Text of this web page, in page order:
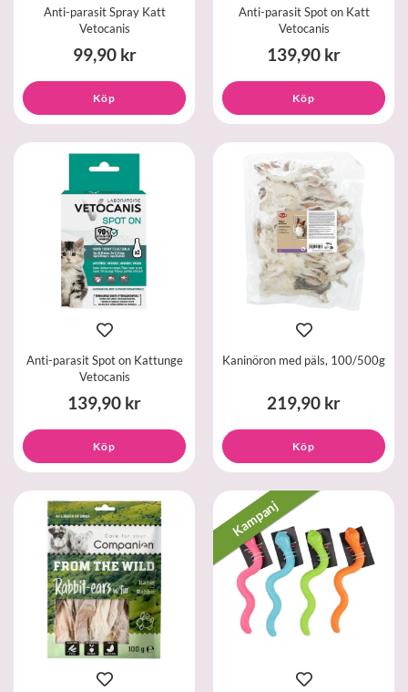
Anti-parasit Spray Katt
Vetocanis
99,90 kr
Köp
Anti-parasit Spot on Katt
Vetocanis
139,90 kr
Köp
Anti-parasit Spot on Kattunge
Vetocanis
139,90 kr
Köp
Kaninöron med päls, 100/500g
219,90 kr
Köp
Kampanj